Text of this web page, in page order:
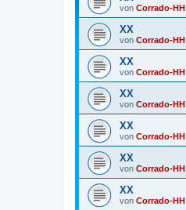
von Corrado-HH
XX
von Corrado-HH
XX
von Corrado-HH
XX
von Corrado-HH
XX
von Corrado-HH
XX
von Corrado-HH
XX
von Corrado-HH